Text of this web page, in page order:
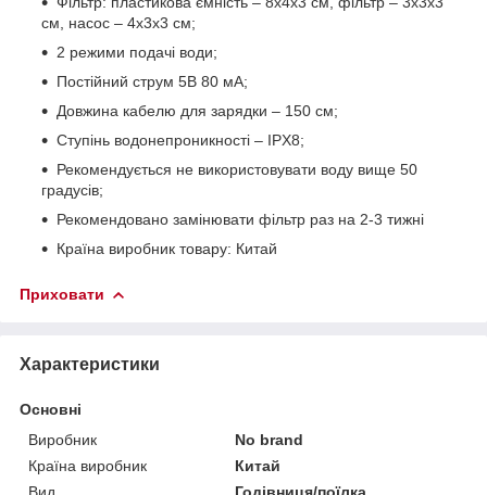
см, насос – 4х3х3 см;
2 режими подачі води;
Постійний струм 5В 80 мА;
Довжина кабелю для зарядки – 150 см;
Ступінь водонепроникності – IPX8;
Рекомендується не використовувати воду вище 50
градусів;
Рекомендовано замінювати фільтр раз на 2-3 тижні
Країна виробник товару: Китай
Приховати
Характеристики
Основні
Виробник
No brand
Країна виробник
Китай
Вид
Годівниця/поїлка